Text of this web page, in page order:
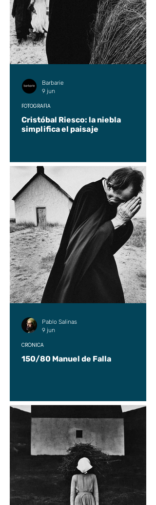
Cristóbal Riesco: la niebla
simplifica el paisaje
FOTOGRAFÍA
Barbarie
9 jun
150/80 Manuel de Falla
CRÓNICA
Pablo Salinas
9 jun